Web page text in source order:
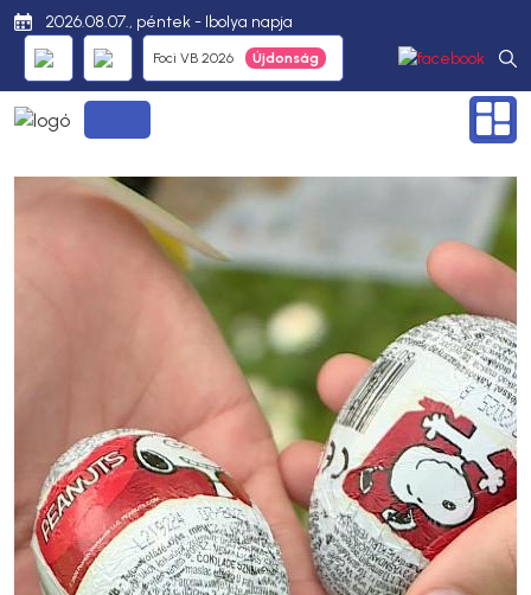
2026.08.07., péntek - Ibolya napja
Foci VB 2026